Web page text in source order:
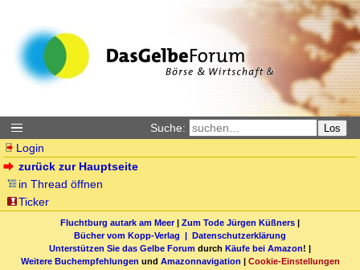
Suche: Los
Login
zurück zur Hauptseite
in Thread öffnen
Ticker
Fluchtburg autark am Meer| Zum Tode Jürgen Küßners |
Bücher vom Kopp-Verlag | Datenschutzerklärung
Unterstützen Sie das Gelbe Forum durch Käufe bei Amazon! |
Weitere Buchempfehlungen und Amazonnavigation | Cookie-Einstellungen